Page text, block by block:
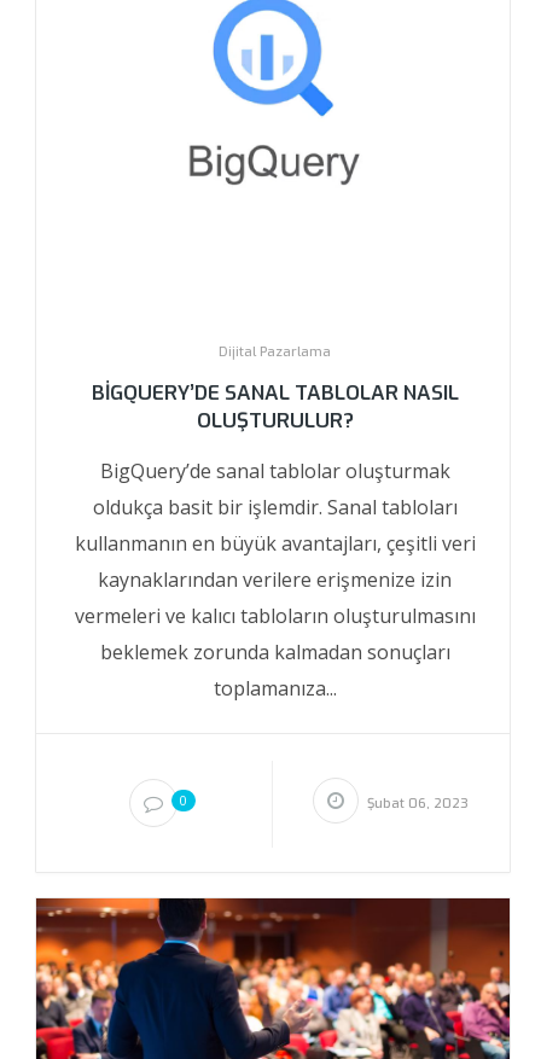
Dijital Pazarlama
BIGQUERY’DE SANAL TABLOLAR NASIL
OLUŞTURULUR?
BigQuery’de sanal tablolar oluşturmak
oldukça basit bir işlemdir. Sanal tabloları
kullanmanın en büyük avantajları, çeşitli veri
kaynaklarından verilere erişmenize izin
vermeleri ve kalıcı tabloların oluşturulmasını
beklemek zorunda kalmadan sonuçları
toplamanıza...
0 Şubat 06, 2023